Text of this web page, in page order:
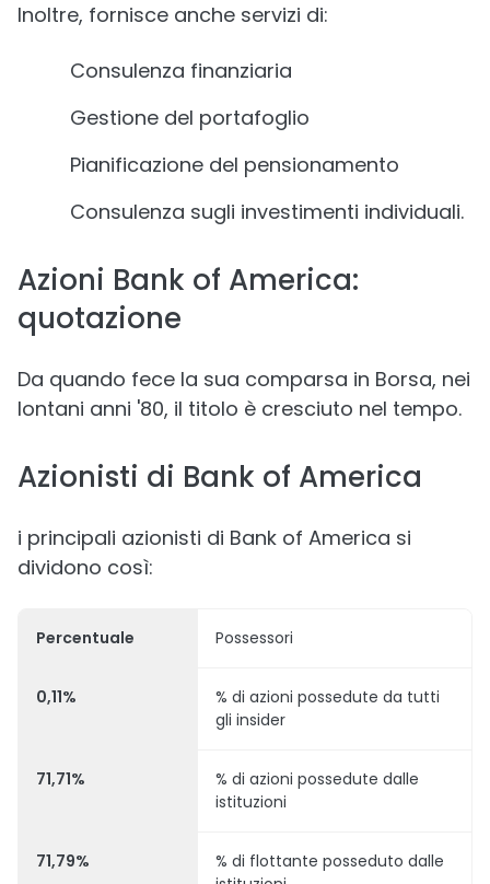
Inoltre, fornisce anche servizi di:
Consulenza finanziaria
Gestione del portafoglio
Pianificazione del pensionamento
Consulenza sugli investimenti individuali.
Azioni Bank of America:
quotazione
Da quando fece la sua comparsa in Borsa, nei
lontani anni '80, il titolo è cresciuto nel tempo.
Azionisti di Bank of America
i principali azionisti di Bank of America si
dividono così:
Percentuale Possessori
0,11%
% di azioni possedute da tutti
gli insider
71,71%
% di azioni possedute dalle
istituzioni
71,79%
% di flottante posseduto dalle